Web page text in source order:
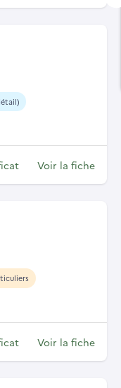
Voir la fiche
Voir la fiche